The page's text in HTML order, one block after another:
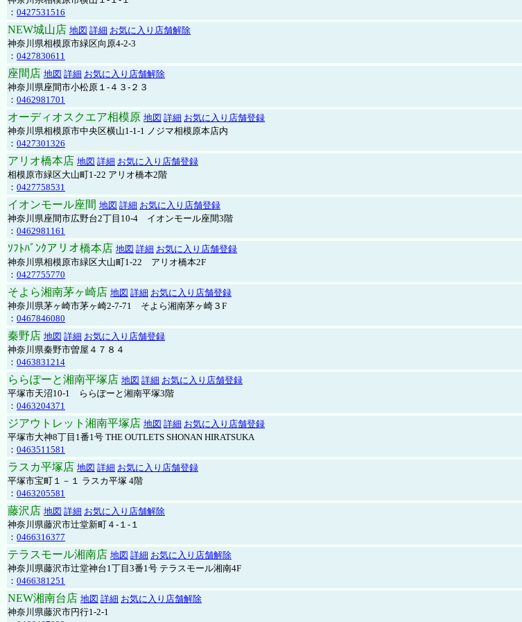
： 0427531516
NEW城山店 地図 詳細 お気に入り店舗解除
神奈川県相模原市緑区向原4-2-3
： 0427830611
座間店 地図 詳細 お気に入り店舗解除
神奈川県座間市小松原１-４３-２３
： 0462981701
オーディオスクエア相模原 地図 詳細 お気に入り店舗登録
神奈川県相模原市中央区横山1-1-1 ノジマ相模原本店内
： 0427301326
アリオ橋本店 地図 詳細 お気に入り店舗登録
相模原市緑区大山町1-22 アリオ橋本2階
： 0427758531
イオンモール座間 地図 詳細 お気に入り店舗登録
神奈川県座間市広野台2丁目10-4 イオンモール座間3階
： 0462981161
ｿﾌﾄﾊﾞﾝｸアリオ橋本店 地図 詳細 お気に入り店舗登録
神奈川県相模原市緑区大山町1-22 アリオ橋本2F
： 0427755770
そよら湘南茅ヶ崎店 地図 詳細 お気に入り店舗登録
神奈川県茅ヶ崎市茅ヶ崎2‐7‐71 そよら湘南茅ヶ崎３F
： 0467846080
秦野店 地図 詳細 お気に入り店舗登録
神奈川県秦野市曽屋４７８４
： 0463831214
ららぽーと湘南平塚店 地図 詳細 お気に入り店舗登録
平塚市天沼10-1 ららぽーと湘南平塚3階
： 0463204371
ジアウトレット湘南平塚店 地図 詳細 お気に入り店舗登録
平塚市大神8丁目1番1号 THE OUTLETS SHONAN HIRATSUKA
： 0463511581
ラスカ平塚店 地図 詳細 お気に入り店舗登録
平塚市宝町１－１ ラスカ平塚 4階
： 0463205581
藤沢店 地図 詳細 お気に入り店舗解除
神奈川県藤沢市辻堂新町４-１-１
： 0466316377
テラスモール湘南店 地図 詳細 お気に入り店舗解除
神奈川県藤沢市辻堂神台1丁目3番1号 テラスモール湘南4F
： 0466381251
NEW湘南台店 地図 詳細 お気に入り店舗解除
神奈川県藤沢市円行1-2-1